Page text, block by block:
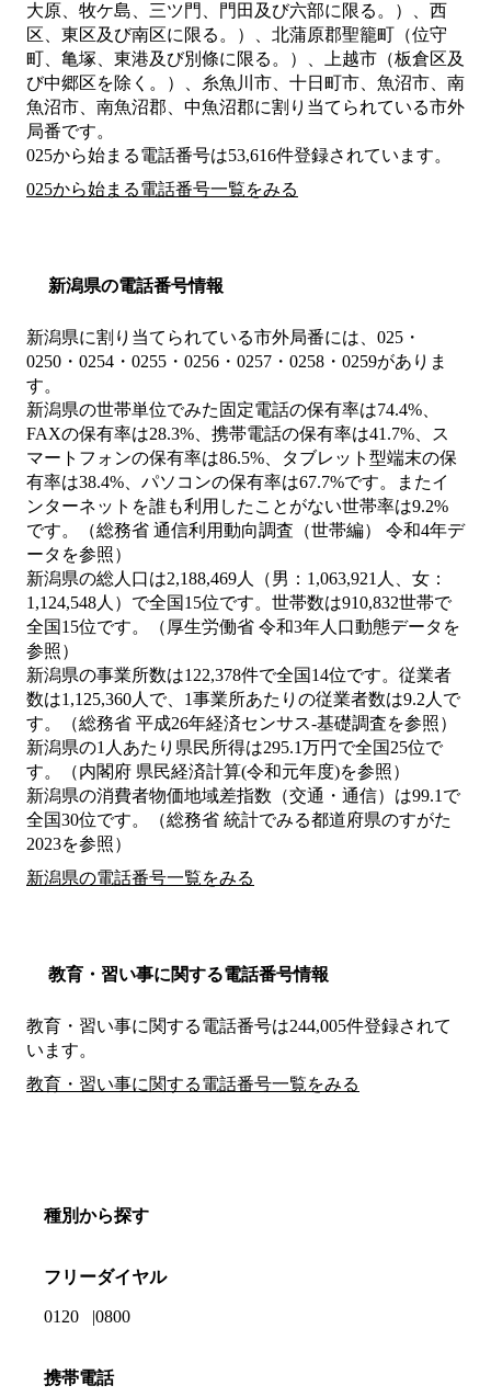
大原、牧ケ島、三ツ門、門田及び六部に限る。）、西
区、東区及び南区に限る。）、北蒲原郡聖籠町（位守
町、亀塚、東港及び別條に限る。）、上越市（板倉区及
び中郷区を除く。）、糸魚川市、十日町市、魚沼市、南
魚沼市、南魚沼郡、中魚沼郡に割り当てられている市外
局番です。
025から始まる電話番号は53,616件登録されています。
025から始まる電話番号一覧をみる
新潟県の電話番号情報
新潟県に割り当てられている市外局番には、025・
0250・0254・0255・0256・0257・0258・0259がありま
す。
新潟県の世帯単位でみた固定電話の保有率は74.4%、
FAXの保有率は28.3%、携帯電話の保有率は41.7%、ス
マートフォンの保有率は86.5%、タブレット型端末の保
有率は38.4%、パソコンの保有率は67.7%です。またイ
ンターネットを誰も利用したことがない世帯率は9.2%
です。（総務省 通信利用動向調査（世帯編） 令和4年デ
ータを参照）
新潟県の総人口は2,188,469人（男：1,063,921人、女：
1,124,548人）で全国15位です。世帯数は910,832世帯で
全国15位です。（厚生労働省 令和3年人口動態データを
参照）
新潟県の事業所数は122,378件で全国14位です。従業者
数は1,125,360人で、1事業所あたりの従業者数は9.2人で
す。（総務省 平成26年経済センサス‐基礎調査を参照）
新潟県の1人あたり県民所得は295.1万円で全国25位で
す。（内閣府 県民経済計算(令和元年度)を参照）
新潟県の消費者物価地域差指数（交通・通信）は99.1で
全国30位です。（総務省 統計でみる都道府県のすがた
2023を参照）
新潟県の電話番号一覧をみる
教育・習い事に関する電話番号情報
教育・習い事に関する電話番号は244,005件登録されて
います。
教育・習い事に関する電話番号一覧をみる
種別から探す
フリーダイヤル
0120 0800
携帯電話